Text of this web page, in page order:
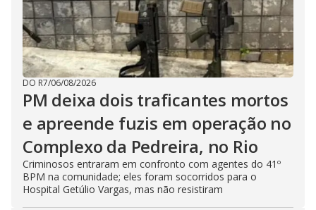
DO R7/06/08/2026
PM deixa dois traficantes mortos
e apreende fuzis em operação no
Complexo da Pedreira, no Rio
Criminosos entraram em confronto com agentes do 41º
BPM na comunidade; eles foram socorridos para o
Hospital Getúlio Vargas, mas não resistiram